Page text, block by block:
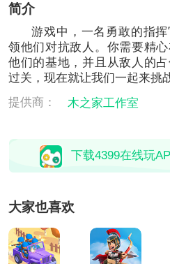
简介
游戏中，一名勇敢的指
领他们对抗敌人。你需要精
他们的基地，并且从敌人的
过关，现在就让我们一起来挑
提供商：
木之家工作室
下载4399在线玩
大家也喜欢